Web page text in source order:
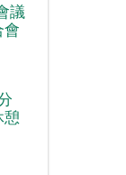
議
會
憩